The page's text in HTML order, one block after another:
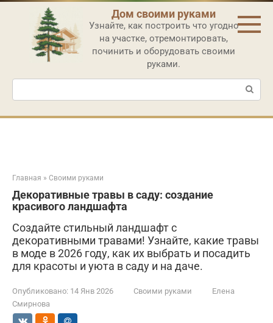
Перейти
контенту
Дом своими руками
Узнайте, как построить что угодно
на участке, отремонтировать,
починить и оборудовать своими
руками.
Поиск:
Главная » Своими руками
Декоративные травы в саду: создание
красивого ландшафта
Создайте стильный ландшафт с
декоративными травами! Узнайте, какие травы
в моде в 2026 году, как их выбрать и посадить
для красоты и уюта в саду и на даче.
Опубликовано: 14 Янв 2026 Своими руками
Елена
Смирнова